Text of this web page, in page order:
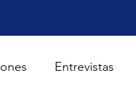
Entrevistas